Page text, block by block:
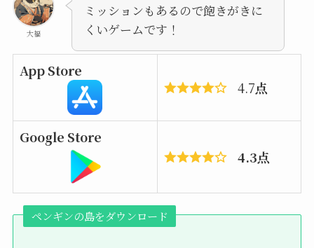
大福
ミッションもあるので飽きがきに
くいゲームです！
App Store
4.7点
Google Store
4.3点
ペンギンの島をダウンロード